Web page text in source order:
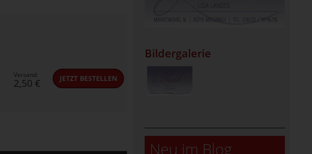
JETZTBESTELLEN
Versand:
2,50 €
Bildergalerie
Neu im Blog